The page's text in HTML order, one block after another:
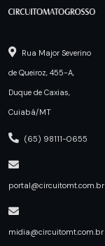
Rua Major Severino
de Queiroz, 455-A,
Duque de Caxias,
Cuiabá/MT
(65) 98111-0655
portal@circuitomt.com.br
midia@circuitomt.com.br